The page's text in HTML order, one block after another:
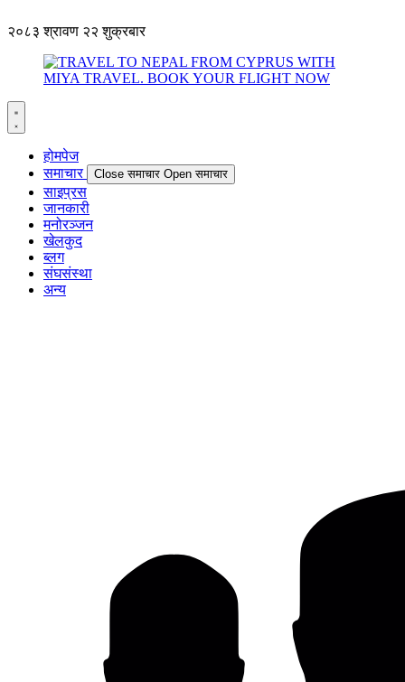
२०८३ श्रावण २२ शुक्रबार
होमपेज
समाचार
Close समाचार Open समाचार
साइप्रस
जानकारी
मनोरञ्जन
खेलकुद
ब्लग
संघसंस्था
अन्य